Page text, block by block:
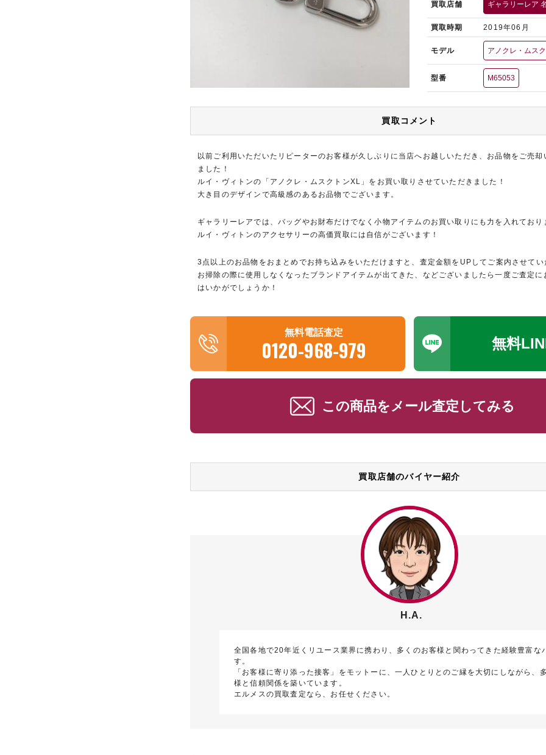
買取店舗 ギャラリーレア
買取時期 2019年06月
モデル アノクレ・ムス
型番 M65053
買取コメント
以前ご利用いただいたリピーターのお客様が久しぶりに当店へお越しいただき、お品物をご売却
ました！
ルイ・ヴィトンの「アノクレ・ムスクトンXL」をお買い取りさせていただきました！
大き目のデザインで高級感のあるお品物でございます。
ギャラリーレアでは、バッグやお財布だけでなく小物アイテムのお買い取りにも力を入れており
ルイ・ヴィトンのアクセサリーの高価買取には自信がございます！
3点以上のお品物をおまとめでお持ち込みをいただけますと、査定金額をUPしてご案内させてい
お掃除の際に使用しなくなったブランドアイテムが出てきた、などございましたら一度ご査定に
はいかがでしょうか！
無料電話査定
0120-968-979 無料
この商品をメール査定してみる
買取店舗のバイヤー紹介
H.A.
全国各地で20年近くリユース業界に携わり、多くのお客様と関わってきた経験豊富な
す。
「お客様に寄り添った接客」をモットーに、一人ひとりとのご縁を大切にしながら、
様と信頼関係を築いています。
エルメスの買取査定なら、お任せください。